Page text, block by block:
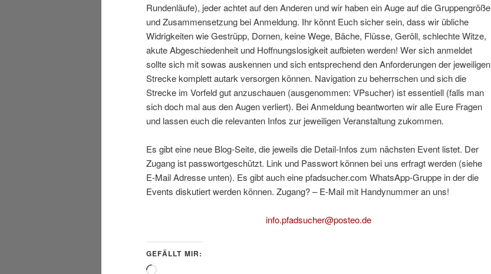
Rundenläufe), jeder achtet auf den Anderen und wir haben ein Auge auf die Gruppengröße
und Zusammensetzung bei Anmeldung. Ihr könnt Euch sicher sein, dass wir übliche
Widrigkeiten wie Gestrüpp, Dornen, keine Wege, Bäche, Flüsse, Geröll, schlechte Witze,
akute Abgeschiedenheit und Hoffnungslosigkeit aufbieten werden! Wer sich anmeldet
sollte sich mit sowas auskennen und sich entsprechend den Anforderungen der jeweiligen
Strecke komplett autark versorgen können. Navigation zu beherrschen und sich die
Strecke im Vorfeld gut anzuschauen (ausgenommen: VPsucher) ist essentiell (falls man
sich doch mal aus den Augen verliert). Bei Anmeldung beantworten wir alle Eure Fragen
und lassen euch die relevanten Infos zur jeweiligen Veranstaltung zukommen.
Es gibt eine neue Blog-Seite, die jeweils die Detail-Infos zum nächsten Event listet. Der
Zugang ist passwortgeschützt. Link und Passwort können bei uns erfragt werden (siehe
E-Mail Adresse unten). Es gibt auch eine pfadsucher.com WhatsApp-Gruppe in der die
Events diskutiert werden können. Zugang? – E-Mail mit Handynummer an uns!
info.pfadsucher@posteo.de
GEFÄLLT MIR:
Wird